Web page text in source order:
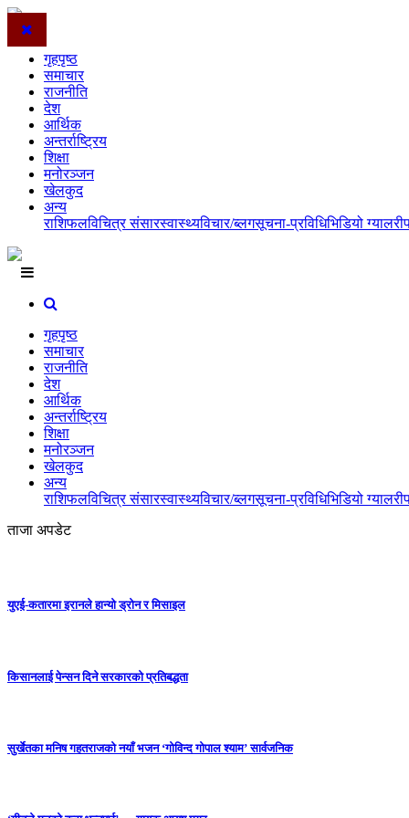
गृहपृष्ठ
समाचार
राजनीति
देश
आर्थिक
अन्तर्राष्ट्रिय
शिक्षा
मनोरञ्जन
खेलकुद
अन्य
राशिफलविचित्र संसारस्वास्थ्यविचार/ब्लगसूचना-प्रविधिभिडियो ग्यालरी
गृहपृष्ठ
समाचार
राजनीति
देश
आर्थिक
अन्तर्राष्ट्रिय
शिक्षा
मनोरञ्जन
खेलकुद
अन्य
राशिफलविचित्र संसारस्वास्थ्यविचार/ब्लगसूचना-प्रविधिभिडियो ग्यालरी
ताजा अपडेट
युएई-कतारमा इरानले हान्यो ड्रोन र मिसाइल
किसानलाई पेन्सन दिने सरकारको प्रतिबद्धता
सुर्खेतका मनिष गहतराजको नयाँ भजन ‘गोविन्द गोपाल श्याम’ सार्वजनिक